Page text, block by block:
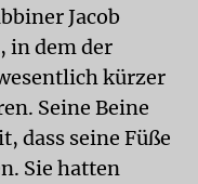
Jacob
in dem der
kürzer
Seine Beine
dass seine Füße
Sie hatten